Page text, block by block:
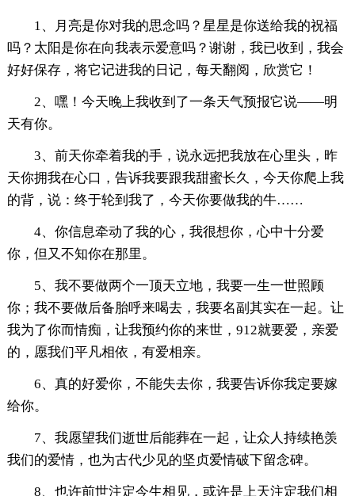
1、月亮是你对我的思念吗？星星是你送给我的祝福
吗？太阳是你在向我表示爱意吗？谢谢，我已收到，我会
好好保存，将它记进我的日记，每天翻阅，欣赏它！
2、嘿！今天晚上我收到了一条天气预报它说——明
天有你。
3、前天你牵着我的手，说永远把我放在心里头，昨
天你拥我在心口，告诉我要跟我甜蜜长久，今天你爬上我
的背，说：终于轮到我了，今天你要做我的牛……
4、你信息牵动了我的心，我很想你，心中十分爱
你，但又不知你在那里。
5、我不要做两个一顶天立地，我要一生一世照顾
你；我不要做后备胎呼来喝去，我要名副其实在一起。让
我为了你而情痴，让我预约你的来世，912就要爱，亲爱
的，愿我们平凡相依，有爱相亲。
6、真的好爱你，不能失去你，我要告诉你我定要嫁
给你。
7、我愿望我们逝世后能葬在一起，让众人持续艳羡
我们的爱情，也为古代少见的坚贞爱情破下留念碑。
8、也许前世注定今生相见，或许是上天注定我们相